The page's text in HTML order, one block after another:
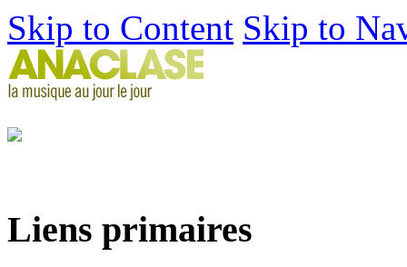
Skip to Content Skip to
Liens primaires